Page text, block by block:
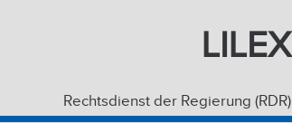
LILEX
Rechtsdienst der Regierung (RDR)